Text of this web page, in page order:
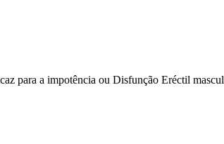
para a impotência ou Disfunção Eréctil